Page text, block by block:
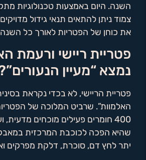
השנה. היום באמצעות טכנולוגיות
צמוד ניתן להתאים תנאי גידול
את כוחן של הפטריות לאורך כל
פטריית ריישי ורעמת
נמצא “מעיין
פטריית הריישי, לא בכדי נקראת
האלמוות”. שרביט המלוכה של
400 חומרים פעילים מוכחים
שהיא הפכה לכוכבת המרכזית
יתר לחץ דם, סוכרת, דלקת מפרקים